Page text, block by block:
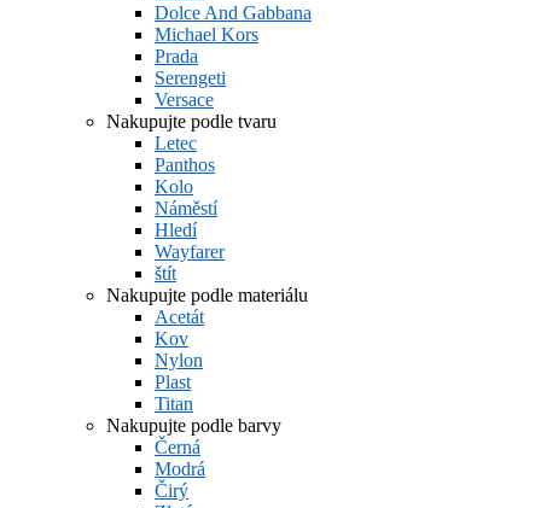
Dolce And Gabbana
Michael Kors
Prada
Serengeti
Versace
Nakupujte podle tvaru
Letec
Panthos
Kolo
Náměstí
Hledí
Wayfarer
štít
Nakupujte podle materiálu
Acetát
Kov
Nylon
Plast
Titan
Nakupujte podle barvy
Černá
Modrá
Čirý